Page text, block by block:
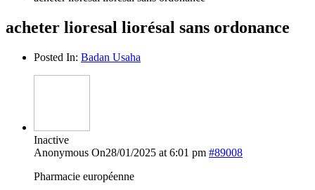
acheter lioresal liorésal sans ordonance
Posted In: Badan Usaha
Inactive
Anonymous On28/01/2025 at 6:01 pm #89008
Pharmacie européenne